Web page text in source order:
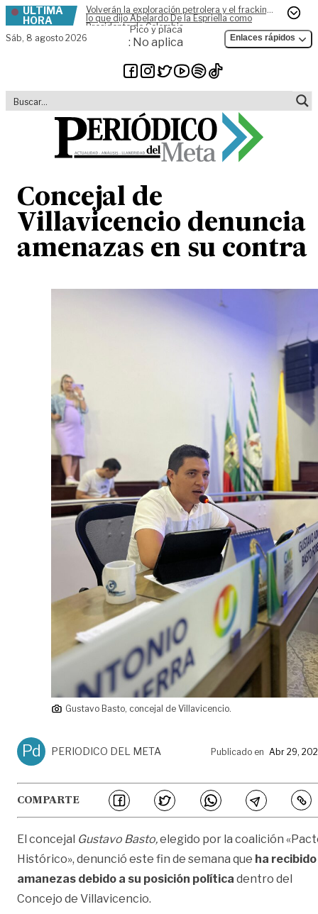
Skip to content
ÚLTIMA
HORA
Volverán la exploración petrolera y el fracking,
lo que dijo Abelardo De la Espriella como
Presidente de Colombia
Sáb, 8 agosto 2026
Pico y placa
: No aplica Enlaces rápidos
Concejal de
Villavicencio denuncia
amenazas en su contra
Gustavo Basto, concejal de Villavicencio.
Pd PERIODICO DEL META Publicado en Abr 29,
COMPARTE
El concejal Gustavo Basto,elegido por la coalición
Histórico», denunció este fin de semana que ha recibido
amanezas debido a su posición política dentro del
Concejo de Villavicencio.